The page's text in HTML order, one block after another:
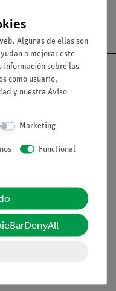
de 300,- €.
Algunas de ellas son
a mejorar este
información sobre las
como usuario,
y nuestra Aviso
Marketing
Functional